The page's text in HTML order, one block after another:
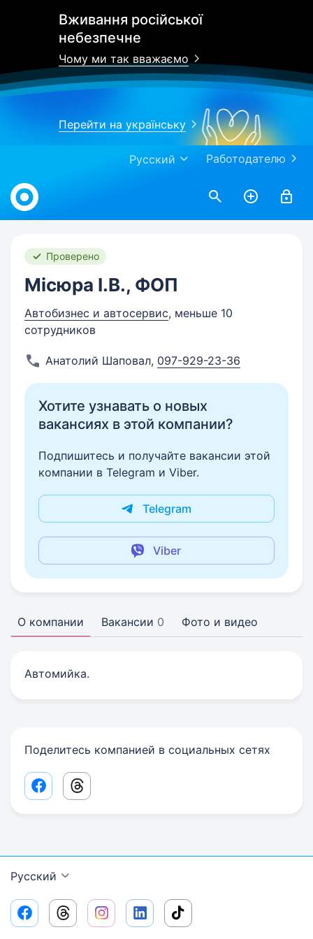
Вживання російської
небезпечне
Чому ми так вважаємо
Перейти на українську
Работодателю
Русский
Work.ua
Проверено
Місюра І.В., ФОП
Автобизнес и автосервис, меньше 10
сотрудников
Анатолий Шаповал, 097-929-23-36
Хотите узнавать о новых
вакансиях в этой компании?
Подпишитесь и получайте вакансии этой
компании в Telegram и Viber.
Telegram
Viber
О компании Вакансии 0 Фото и видео
Автомийка.
Поделитесь компанией в социальных сетях
Facebook share link
Threads share link
Русский